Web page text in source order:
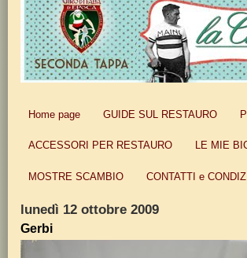
Home page GUIDE SUL RESTAURO
ACCESSORI PER RESTAURO LE MIE
MOSTRE SCAMBIO CONTATTI e
lunedì 12 ottobre 2009
Gerbi